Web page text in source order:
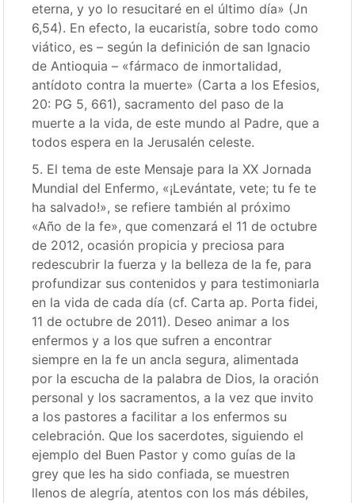
eterna, y yo lo resucitaré en el último día» (Jn
6,54). En efecto, la eucaristía, sobre todo como
viático, es – según la definición de san Ignacio
de Antioquia – «fármaco de inmortalidad,
antídoto contra la muerte» (Carta a los Efesios,
20: PG 5, 661), sacramento del paso de la
muerte a la vida, de este mundo al Padre, que a
todos espera en la Jerusalén celeste.
5. El tema de este Mensaje para la XX Jornada
Mundial del Enfermo, «¡Levántate, vete; tu fe te
ha salvado!», se refiere también al próximo
«Año de la fe», que comenzará el 11 de octubre
de 2012, ocasión propicia y preciosa para
redescubrir la fuerza y la belleza de la fe, para
profundizar sus contenidos y para testimoniarla
en la vida de cada día (cf. Carta ap. Porta fidei,
11 de octubre de 2011). Deseo animar a los
enfermos y a los que sufren a encontrar
siempre en la fe un ancla segura, alimentada
por la escucha de la palabra de Dios, la oración
personal y los sacramentos, a la vez que invito
a los pastores a facilitar a los enfermos su
celebración. Que los sacerdotes, siguiendo el
ejemplo del Buen Pastor y como guías de la
grey que les ha sido confiada, se muestren
llenos de alegría, atentos con los más débiles,